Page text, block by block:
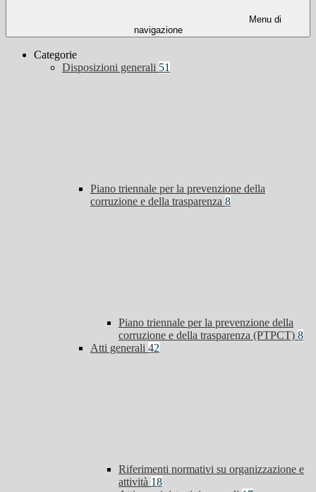
Menu di
navigazione
Categorie
Disposizioni generali 51
Piano triennale per la prevenzione della
corruzione e della trasparenza 8
Piano triennale per la prevenzione della
corruzione e della trasparenza (PTPCT) 8
Atti generali 42
Riferimenti normativi su organizzazione e
attività 18